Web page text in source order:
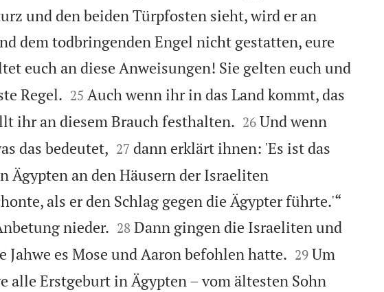
und den beiden Türpfosten sieht, wird er an
dem todbringenden Engel nicht gestatten, eure
euch an diese Anweisungen! Sie gelten euch und
Regel.
25 Auch wenn ihr in das Land kommt, das
ihr an diesem Brauch festhalten.
26 Und wenn
das bedeutet,
27 dann erklärt ihnen: 'Es ist das
Ägypten an den Häusern der Israeliten
als er den Schlag gegen die Ägypter führte.'“
nieder.
28 Dann gingen die Israeliten und
Jahwe es Mose und Aaron befohlen hatte.
29 Um
alle Erstgeburt in Ägypten – vom ältesten Sohn